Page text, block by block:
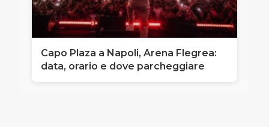
Capo Plaza a Napoli, Arena Flegrea:
data, orario e dove parcheggiare